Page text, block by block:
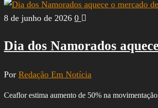
Share
8 de junho de 2026 0
Dia dos Namorados
Por Redação Em Notícia
Ceaflor estima aumento de 50% na